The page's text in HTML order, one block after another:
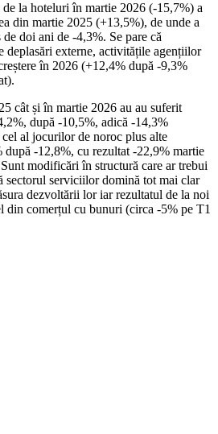
de la hoteluri în martie 2026 (-15,7%) a
din martie 2025 (+13,5%), de unde a
doi ani de -4,3%. Se pare că
deplasări externe, activitățile agențiilor
în 2026 (+12,4% după -9,3%
cât și în martie 2026 au au suferit
după -10,5%, adică -14,3%
al jocurilor de noroc plus alte
după -12,8%, cu rezultat -22,9% martie
modificări în structură care ar trebui
sectorul serviciilor domină tot mai clar
dezvoltării lor iar rezultatul de la noi
din comerțul cu bunuri (circa -5% pe T1